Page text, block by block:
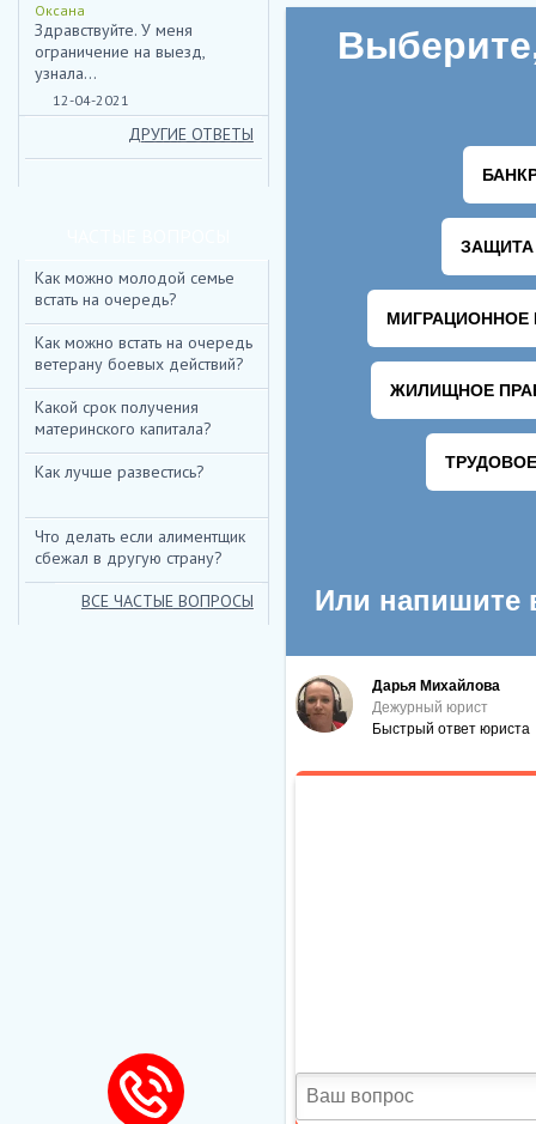
Оксана
Здравствуйте. У меня
ограничение на выезд,
узнала...
12-04-2021
ДРУГИЕ ОТВЕТЫ
Как можно молодой семье
встать на очередь?
Как можно встать на очередь
ветерану боевых действий?
Какой срок получения
материнского капитала?
Как лучше развестись?
Что делать если алиментщик
сбежал в другую страну?
ВСЕ ЧАСТЫЕ ВОПРОСЫ